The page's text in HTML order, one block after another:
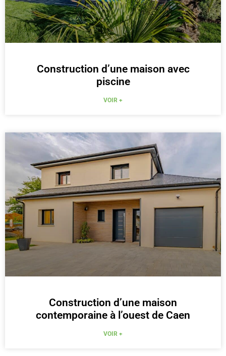
Construction d’une maison avec
piscine
VOIR +
Construction d’une maison
contemporaine à l’ouest de Caen
VOIR +